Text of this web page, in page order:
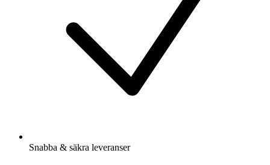
Snabba & säkra leveranser